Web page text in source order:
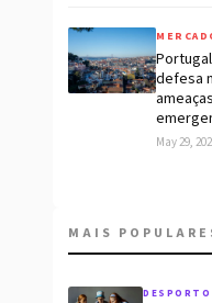
defesa
May 29,
MAIS
DESPORTO